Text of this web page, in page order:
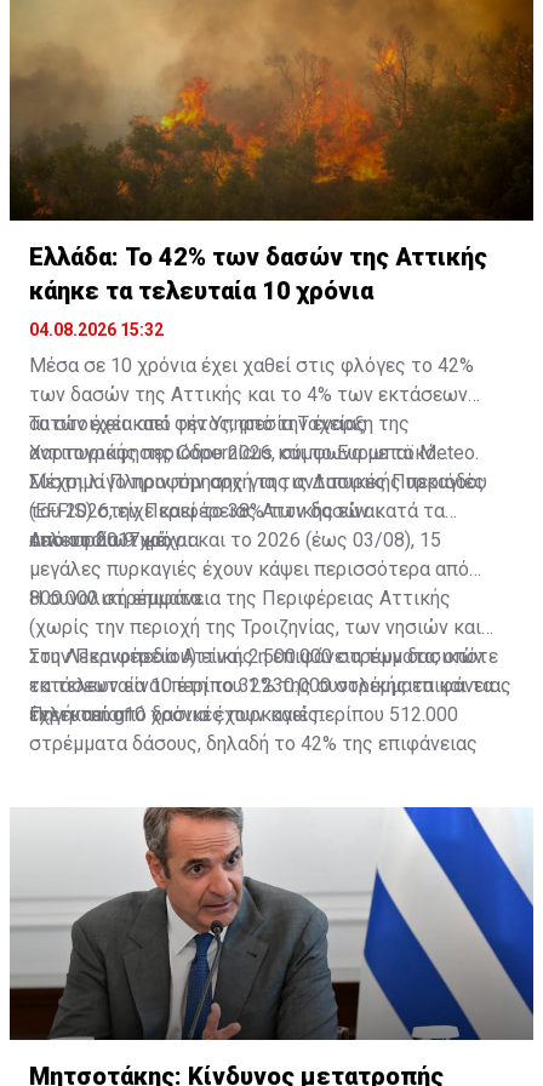
Ελλάδα: Το 42% των δασών της Αττικής
κάηκε τα τελευταία 10 χρόνια
04.08.2026 15:32
Μέσα σε 10 χρόνια έχει χαθεί στις φλόγες το 42%
των δασών της Αττικής και το 4% των εκτάσεων
αυτών έχει καεί φέτος, από την έναρξη της
αντιπυρικής περιόδου 2026, σύμφωνα με το Meteo.
Τα στοιχεία από την Υπηρεσία Ταχείας
Χαρτογράφησης Copernicus και το Ευρωπαϊκό
Σύστημα Πληροφόρησης για τις Δασικές Πυρκαγιές
(EFFIS) στην Περιφέρειας Αττικής είναι
αποκαρδιωτικά.
Μέχρι λίγο πριν την αρχή της αντιπυρικής περιόδου
του 2026, είχε καεί το 38% των δασών κατά τα
τελευταία 9 χρόνια.
Από το 2017 μέχρι και το 2026 (έως 03/08), 15
μεγάλες πυρκαγιές έχουν κάψει περισσότερα από
800.000 στρέμματα.
Η συνολική επιφάνεια της Περιφέρειας Αττικής
(χωρίς την περιοχή της Τροιζηνίας, των νησιών και
του Λεκανοπεδίου) είναι 2.500.000 στρέμματα, οπότε
τα τελευταία 10 έτη το 32% της συνολικής επιφάνειας
έχει καεί από δασικές πυρκαγιές.
Στην Περιφέρεια Αττικής η επιφάνεια των δασικών
εκτάσεων είναι περίπου 1.230.000 στρέμματα και τα
τελευταία 10 χρόνια έχουν καεί περίπου 512.000
στρέμματα δάσους, δηλαδή το 42% της επιφάνειας
Πηγή: cnn.gr
Μητσοτάκης: Κίνδυνος μετατροπής